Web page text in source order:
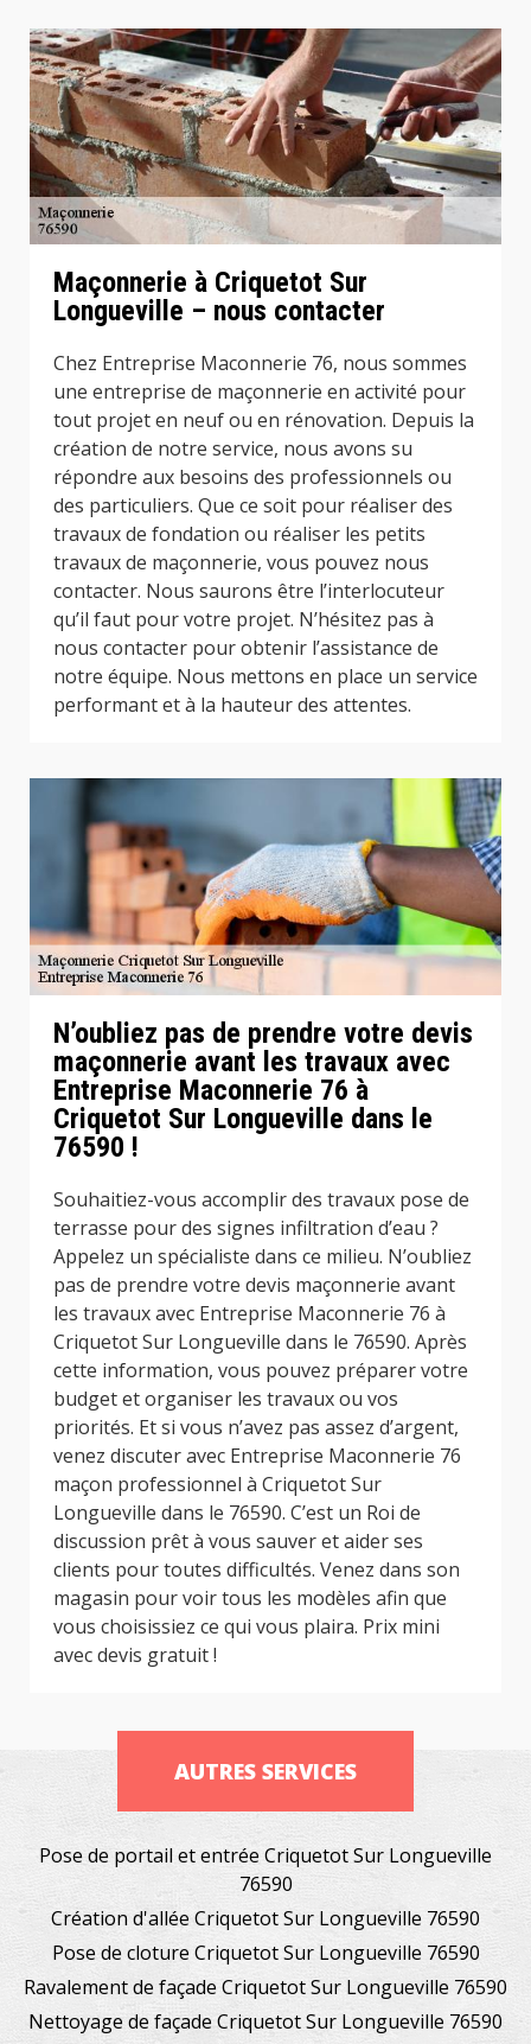
Maçonnerie à Criquetot Sur
Longueville – nous contacter
Chez Entreprise Maconnerie 76, nous sommes
une entreprise de maçonnerie en activité pour
tout projet en neuf ou en rénovation. Depuis la
création de notre service, nous avons su
répondre aux besoins des professionnels ou
des particuliers. Que ce soit pour réaliser des
travaux de fondation ou réaliser les petits
travaux de maçonnerie, vous pouvez nous
contacter. Nous saurons être l’interlocuteur
qu’il faut pour votre projet. N’hésitez pas à
nous contacter pour obtenir l’assistance de
notre équipe. Nous mettons en place un service
performant et à la hauteur des attentes.
N’oubliez pas de prendre votre devis
maçonnerie avant les travaux avec
Entreprise Maconnerie 76 à
Criquetot Sur Longueville dans le
76590 !
Souhaitiez-vous accomplir des travaux pose de
terrasse pour des signes infiltration d’eau ?
Appelez un spécialiste dans ce milieu. N’oubliez
pas de prendre votre devis maçonnerie avant
les travaux avec Entreprise Maconnerie 76 à
Criquetot Sur Longueville dans le 76590. Après
cette information, vous pouvez préparer votre
budget et organiser les travaux ou vos
priorités. Et si vous n’avez pas assez d’argent,
venez discuter avec Entreprise Maconnerie 76
maçon professionnel à Criquetot Sur
Longueville dans le 76590. C’est un Roi de
discussion prêt à vous sauver et aider ses
clients pour toutes difficultés. Venez dans son
magasin pour voir tous les modèles afin que
vous choisissiez ce qui vous plaira. Prix mini
avec devis gratuit !
AUTRES SERVICES
Pose de portail et entrée Criquetot Sur Longueville
76590
Création d'allée Criquetot Sur Longueville 76590
Pose de cloture Criquetot Sur Longueville 76590
Ravalement de façade Criquetot Sur Longueville 76590
Nettoyage de façade Criquetot Sur Longueville 76590